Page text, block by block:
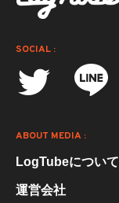
SOCIAL :
ABOUT MEDIA :
LogTubeについて
運営会社